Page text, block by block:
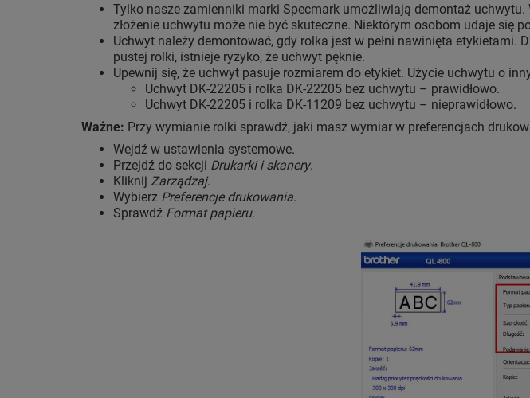
Tylko nasze zamienniki marki Specmark umożliwiają demontaż
złożenie uchwytu może nie być skuteczne. Niektórym osobom udaje się
Uchwyt należy demontować, gdy rolka jest w pełni nawinięta
pustej rolki, istnieje ryzyko, że uchwyt pęknie.
Upewnij się, że uchwyt pasuje rozmiarem do etykiet. Użycie uchwytu o
Uchwyt DK-22205 i rolka DK-22205 bez uchwytu – prawidłowo.
Uchwyt DK-22205 i rolka DK-11209 bez uchwytu – nieprawidłowo.
Ważne: Przy wymianie rolki sprawdź, jaki masz wymiar w preferencjach
Wejdź w ustawienia systemowe.
Przejdź do sekcji Drukarki i skanery.
Kliknij Zarządzaj.
Wybierz Preferencje drukowania.
Sprawdź Format papieru.